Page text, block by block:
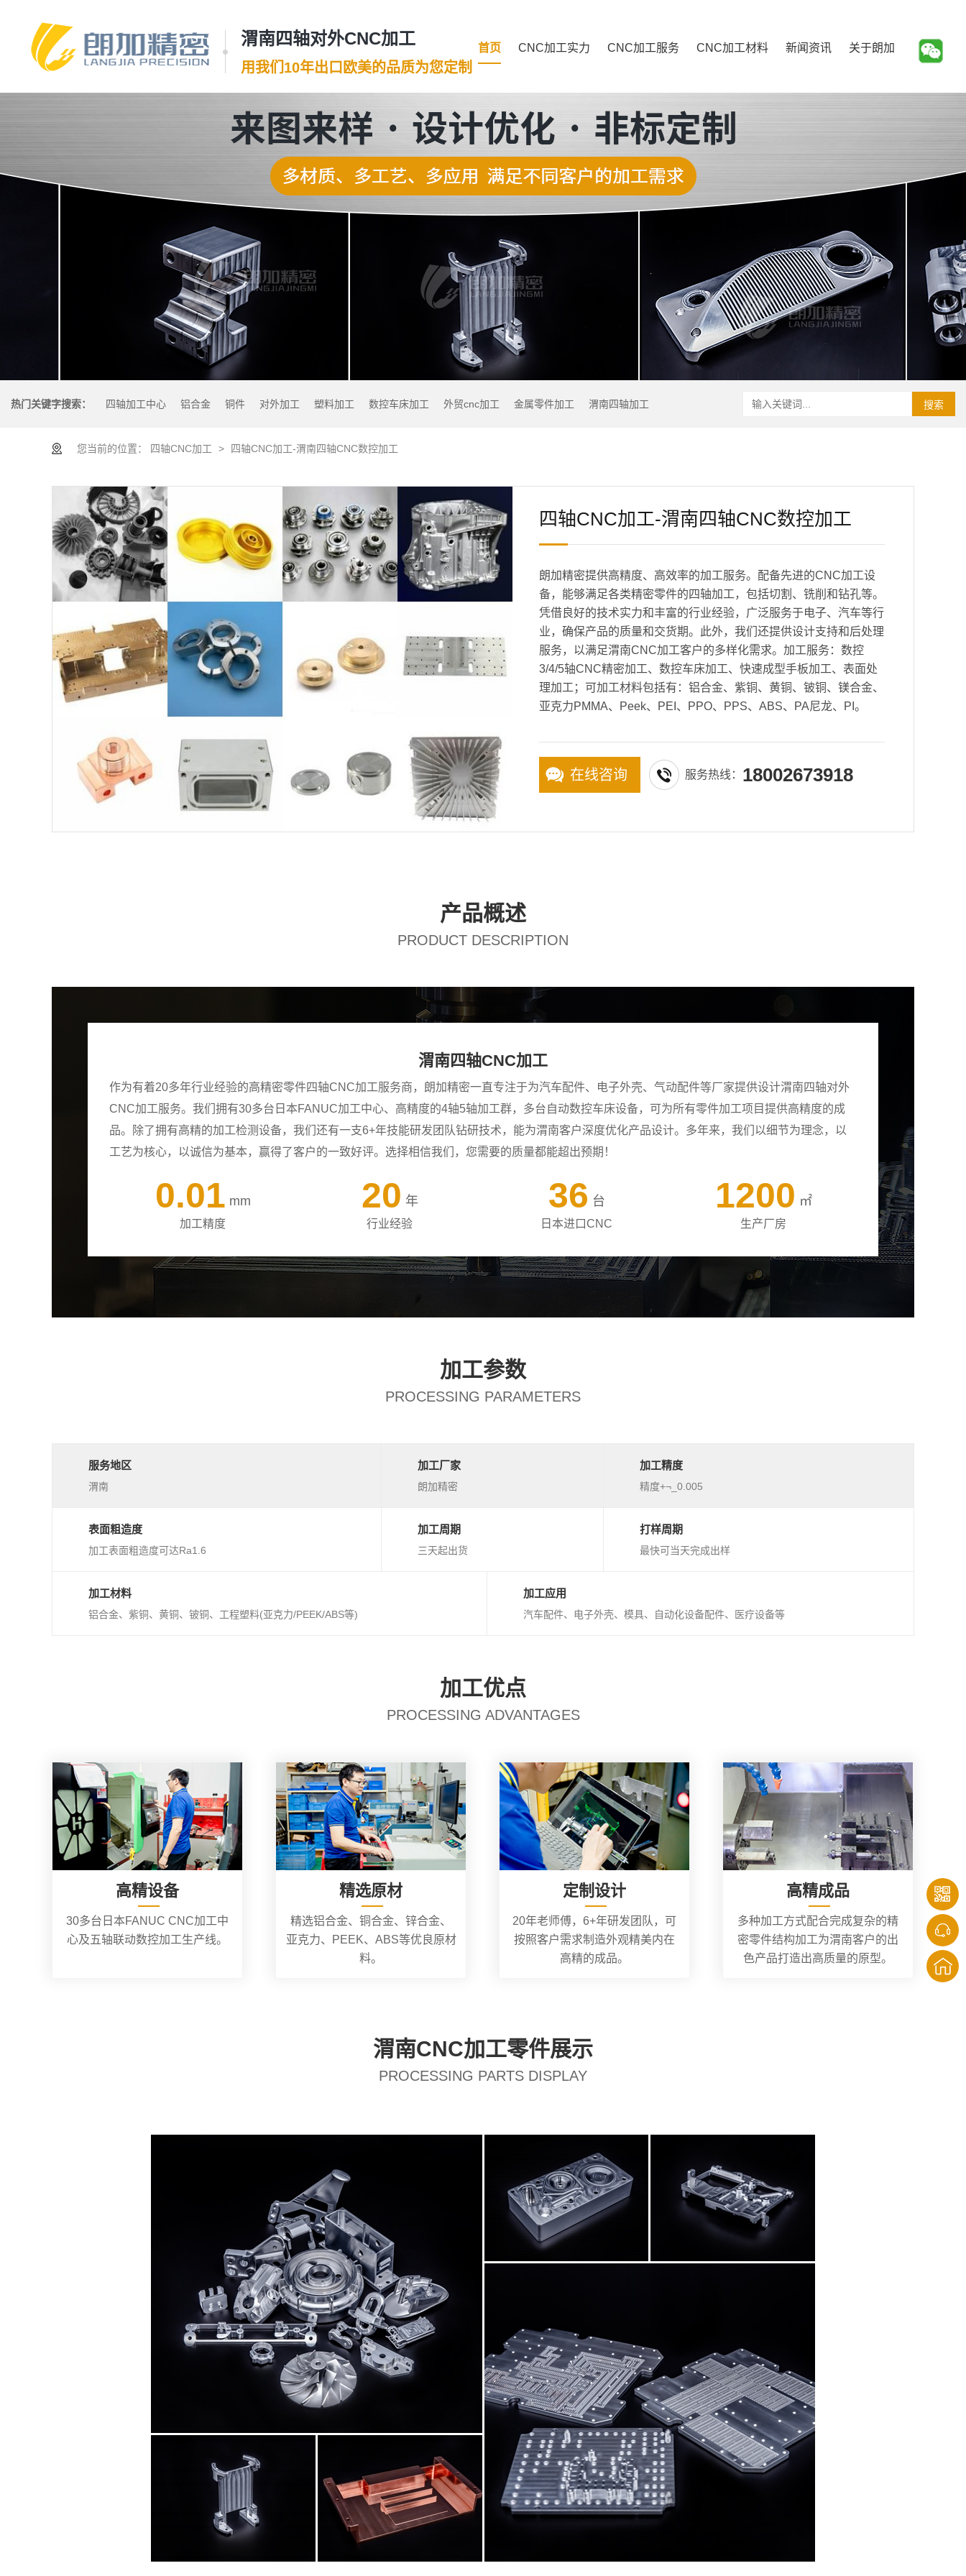
渭南四轴对外CNC加工
用我们10年出口欧美的品质为您定制
首页 CNC加工实力 CNC加工服务 CNC加工材料 新闻资讯 关于朗加
热门关键字搜索： 四轴加工中心 铝合金 铜件 对外加工 塑料加工 数控车床加工 外贸cnc加工 金属零件加工 渭南四轴加工 搜索
您当前的位置： 四轴CNC加工 > 四轴CNC加工-渭南四轴CNC数控加工
四轴CNC加工-渭南四轴CNC数控加工
朗加精密提供高精度、高效率的加工服务。配备先进的CNC加工设
备，能够满足各类精密零件的四轴加工，包括切割、铣削和钻孔等。
凭借良好的技术实力和丰富的行业经验，广泛服务于电子、汽车等行
业，确保产品的质量和交货期。此外，我们还提供设计支持和后处理
服务，以满足渭南CNC加工客户的多样化需求。加工服务：数控
3/4/5轴CNC精密加工、数控车床加工、快速成型手板加工、表面处
理加工；可加工材料包括有：铝合金、紫铜、黄铜、铍铜、镁合金、
亚克力PMMA、Peek、PEI、PPO、PPS、ABS、PA尼龙、PI。
在线咨询 服务热线： 18002673918
产品概述
PRODUCT DESCRIPTION
渭南四轴CNC加工
作为有着20多年行业经验的高精密零件四轴CNC加工服务商，朗加精密一直专注于为汽车配件、电子外壳、气动配件等厂家提供设计渭南四轴对外
CNC加工服务。我们拥有30多台日本FANUC加工中心、高精度的4轴5轴加工群，多台自动数控车床设备，可为所有零件加工项目提供高精度的成
品。除了拥有高精的加工检测设备，我们还有一支6+年技能研发团队钻研技术，能为渭南客户深度优化产品设计。多年来，我们以细节为理念，以
工艺为核心，以诚信为基本，赢得了客户的一致好评。选择相信我们，您需要的质量都能超出预期！
0.01 mm
加工精度
20 年
行业经验
36 台
日本进口CNC
1200 ㎡
生产厂房
加工参数
PROCESSING PARAMETERS
服务地区
渭南
加工厂家
朗加精密
加工精度
精度+¬_0.005
表面粗造度
加工表面粗造度可达Ra1.6
加工周期
三天起出货
打样周期
最快可当天完成出样
加工材料
铝合金、紫铜、黄铜、铍铜、工程塑料(亚克力/PEEK/ABS等)
加工应用
汽车配件、电子外壳、模具、自动化设备配件、医疗设备等
加工优点
PROCESSING ADVANTAGES
高精设备
30多台日本FANUC CNC加工中
心及五轴联动数控加工生产线。
精选原材
精选铝合金、铜合金、锌合金、
亚克力、PEEK、ABS等优良原材
料。
定制设计
20年老师傅，6+年研发团队，可
按照客户需求制造外观精美内在
高精的成品。
高精成品
多种加工方式配合完成复杂的精
密零件结构加工为渭南客户的出
色产品打造出高质量的原型。
渭南CNC加工零件展示
PROCESSING PARTS DISPLAY